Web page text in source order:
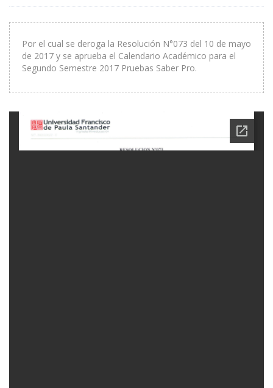
Por el cual se deroga la Resolución N°073 del 10 de mayo
de 2017 y se aprueba el Calendario Académico para el
Segundo Semestre 2017 Pruebas Saber Pro.